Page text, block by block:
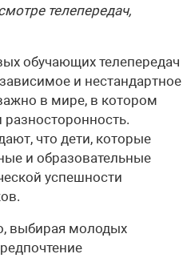
телепередач,
обучающих телепередач
и нестандартное
в мире, в котором
разносторонность.
что дети, которые
и образовательные
успешности
выбирая молодых